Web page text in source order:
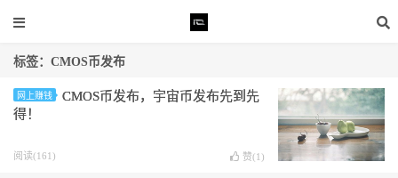
标签：CMOS币发布
网上赚钱
CMOS币发布，宇宙币发布先到先
得！
阅读(161) 赞(1 )